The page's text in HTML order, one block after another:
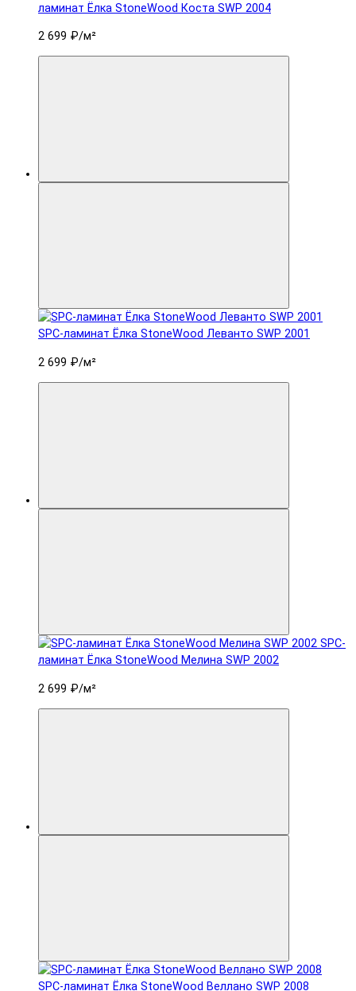
ламинат Ëлка StoneWood Коста SWP 2004
2 699 ₽/м²
SPC-ламинат Ëлка StoneWood Леванто SWP 2001
2 699 ₽/м²
SPC-
ламинат Ëлка StoneWood Мелина SWP 2002
2 699 ₽/м²
SPC-ламинат Ëлка StoneWood Веллано SWP 2008